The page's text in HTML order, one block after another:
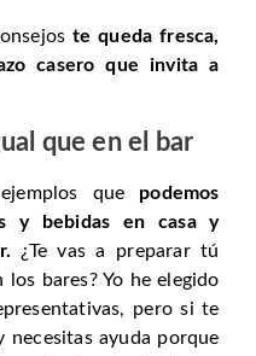
te queda fresca,
casero que invita a
que en el bar
que podemos
y bebidas en casa y
¿Te vas a preparar tú
bares? Yo he elegido
pero si te
necesitas ayuda porque